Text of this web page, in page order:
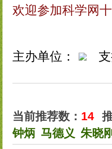
欢迎参加科学网
主办单位：
当前推荐数： 14
钟炳 马德义 朱晓